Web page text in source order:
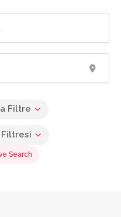
Filtre
Filtresi
Search